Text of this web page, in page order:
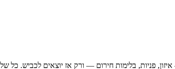
פניות, בלימות חירום — ורק אז יוצאים לכביש.